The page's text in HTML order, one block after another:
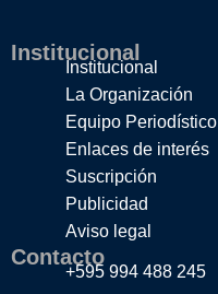
Institucional
Institucional
La Organización
Equipo Periodístico
Enlaces de interés
Suscripción
Publicidad
Aviso legal
Contacto
+595 994 488 245